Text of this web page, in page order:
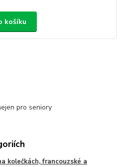
košíku
pro seniory
kolečkách, francouzské a